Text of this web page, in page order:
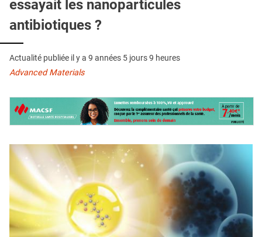
CRÉDITS
essayait les nanoparticules
antibiotiques ?
Actualité publiée il y a 9 années 5 jours 9 heures
Advanced Materials